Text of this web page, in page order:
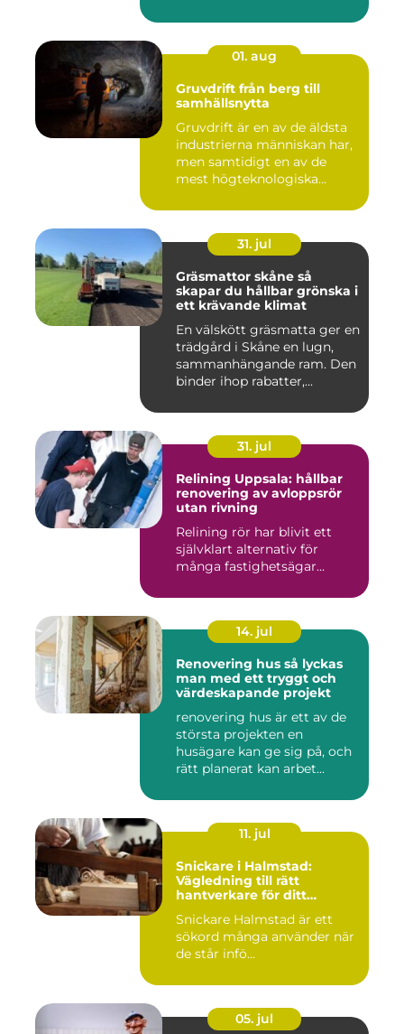
01. aug
Gruvdrift från berg till
samhällsnytta
Gruvdrift är en av de äldsta
industrierna människan har,
men samtidigt en av de
mest högteknologiska...
31. jul
Gräsmattor skåne så
skapar du hållbar grönska i
ett krävande klimat
En välskött gräsmatta ger en
trädgård i Skåne en lugn,
sammanhängande ram. Den
binder ihop rabatter,...
31. jul
Relining Uppsala: hållbar
renovering av avloppsrör
utan rivning
Relining rör har blivit ett
självklart alternativ för
många fastighetsägar...
14. jul
Renovering hus så lyckas
man med ett tryggt och
värdeskapande projekt
renovering hus är ett av de
största projekten en
husägare kan ge sig på, och
rätt planerat kan arbet...
11. jul
Snickare i Halmstad:
Vägledning till rätt
hantverkare för ditt
Snickare Halmstad är ett
sökord många använder när
de står infö...
05. jul